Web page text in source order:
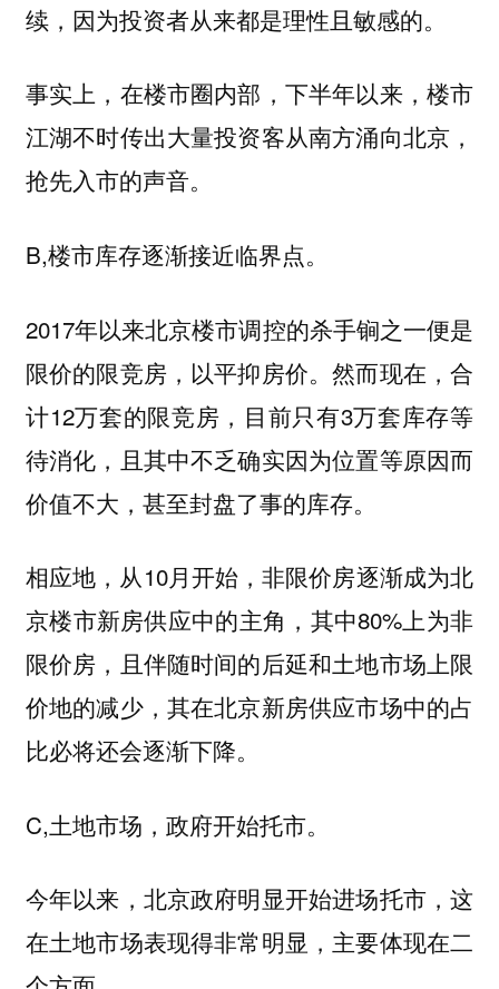
续，因为投资者从来都是理性且敏感的。
事实上，在楼市圈内部，下半年以来，楼市
江湖不时传出大量投资客从南方涌向北京，
抢先入市的声音。
B,楼市库存逐渐接近临界点。
2017年以来北京楼市调控的杀手锏之一便是
限价的限竞房，以平抑房价。然而现在，合
计12万套的限竞房，目前只有3万套库存等
待消化，且其中不乏确实因为位置等原因而
价值不大，甚至封盘了事的库存。
相应地，从10月开始，非限价房逐渐成为北
京楼市新房供应中的主角，其中80%上为非
限价房，且伴随时间的后延和土地市场上限
价地的减少，其在北京新房供应市场中的占
比必将还会逐渐下降。
C,土地市场，政府开始托市。
今年以来，北京政府明显开始进场托市，这
在土地市场表现得非常明显，主要体现在二